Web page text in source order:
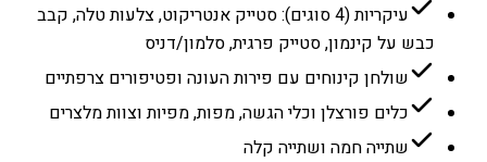
עיקריות (4 סוגים): סטייק אנטריקוט, צלעות טלה, קבב
כבש על קינמון, סטייק פרגית, סלמון/דניס
שולחן קינוחים עם פירות העונה ופטיפורים צרפתיים
כלים פורצלן וכלי הגשה, מפות, מפיות וצוות מלצרים
שתייה חמה ושתייה קלה